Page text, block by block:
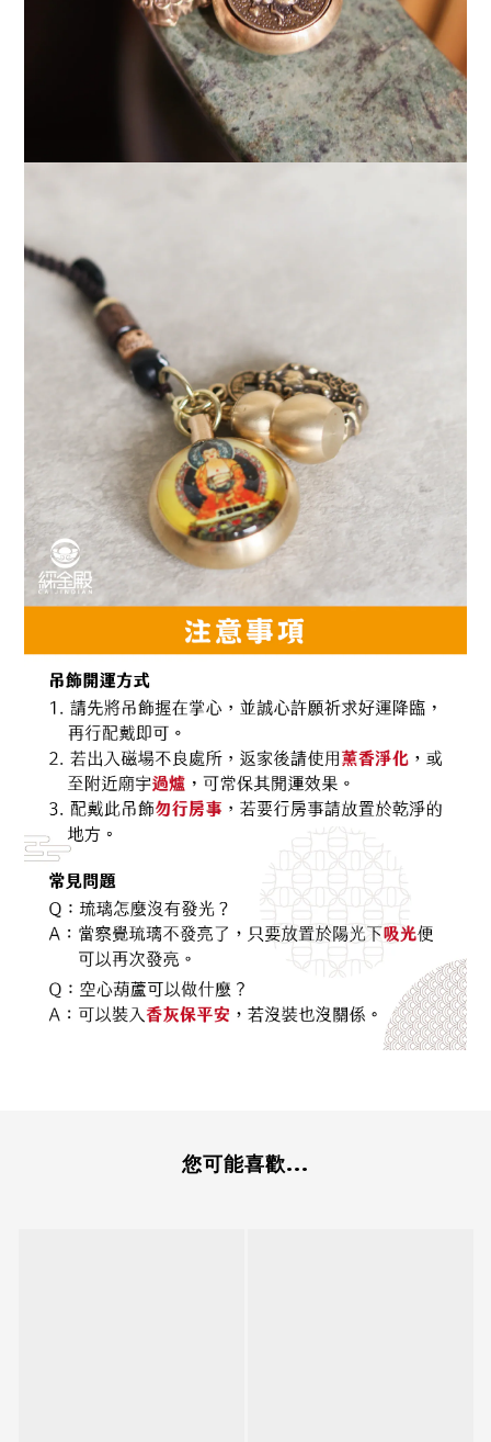
您可能喜歡...